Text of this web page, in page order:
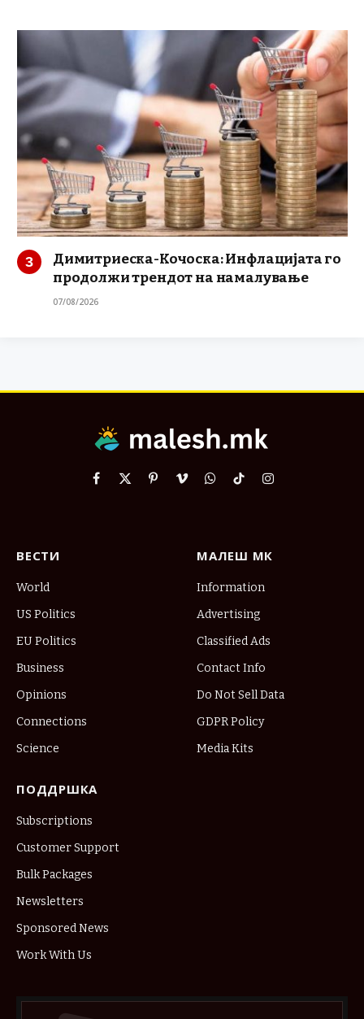
Димитриеска-Кочоска: Инфлацијата го
продолжи трендот на намалување
07/08/2026
Facebook
X
PinterestVimeoWhatsApp
TikTokInstagram
ВЕСТИ
World
US Politics
EU Politics
Business
Opinions
Connections
Science
МАЛЕШ МК
Information
Advertising
Classified Ads
Contact Info
Do Not Sell Data
GDPR Policy
Media Kits
ПОДДРШКА
Subscriptions
Customer Support
Bulk Packages
Newsletters
Sponsored News
Work With Us